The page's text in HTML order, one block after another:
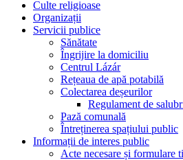
Culte religioase
Organizații
Servicii publice
Sănătate
Îngrijire la domiciliu
Centrul Lázár
Rețeaua de apă potabilă
Colectarea deșeurilor
Regulament de
Pază comunală
Întreținerea spațiului public
Informații de interes public
Acte necesare și formulare